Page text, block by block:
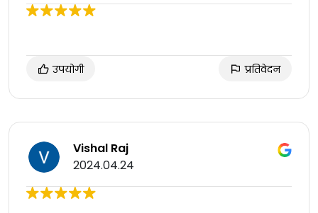
उपयोगी प्रतिवेदन
Vishal Raj
2024.04.24